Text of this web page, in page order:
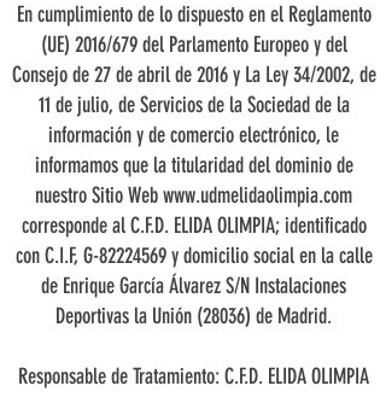
En cumplimiento de lo dispuesto en el Reglamento
(UE) 2016/679 del Parlamento Europeo y del
Consejo de 27 de abril de 2016 y La Ley 34/2002, de
11 de julio, de Servicios de la Sociedad de la
información y de comercio electrónico, le
informamos que la titularidad del dominio de
nuestro Sitio Webwww.udmelidaolimpia.com
corresponde al C.F.D. ELIDA OLIMPIA; identificado
con C.I.F, G-82224569 y domicilio social en la calle
de Enrique García Álvarez S/N Instalaciones
Deportivas la Unión (28036) de Madrid.
Responsable de Tratamiento: C.F.D. ELIDA OLIMPIA